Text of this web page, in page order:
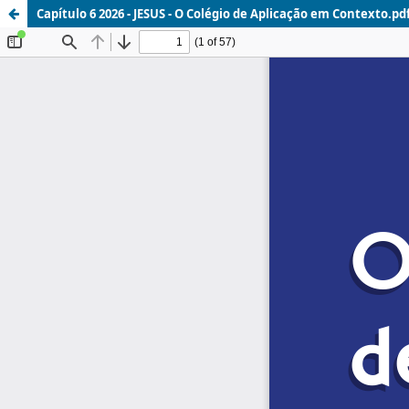
Capítulo 6 2026 - JESUS - O Colégio de Aplicação em